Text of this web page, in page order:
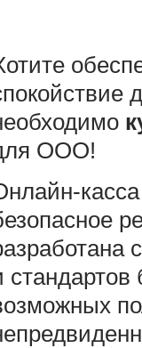
ООО!
стандартов